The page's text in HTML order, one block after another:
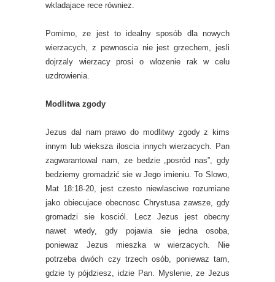
wkladajace rece równiez.
Pomimo, ze jest to idealny sposób dla nowych
wierzacych, z pewnoscia nie jest grzechem, jesli
dojrzaly wierzacy prosi o wlozenie rak w celu
uzdrowienia.
Modlitwa zgody
Jezus dal nam prawo do modlitwy zgody z kims
innym lub wieksza iloscia innych wierzacych. Pan
zagwarantowal nam, ze bedzie „posród nas”, gdy
bedziemy gromadzić sie w Jego imieniu. To Slowo,
Mat 18:18-20, jest czesto niewlasciwe rozumiane
jako obiecujace obecnosc Chrystusa zawsze, gdy
gromadzi sie kosciól. Lecz Jezus jest obecny
nawet wtedy, gdy pojawia sie jedna osoba,
poniewaz Jezus mieszka w wierzacych. Nie
potrzeba dwóch czy trzech osób, poniewaz tam,
gdzie ty pójdziesz, idzie Pan. Myslenie, ze Jezus